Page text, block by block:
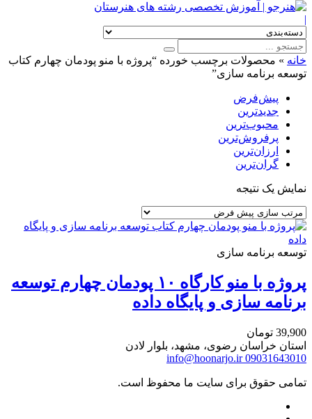
|
خانه » محصولات برچسب خورده “پروژه با منو پودمان چهارم کتاب
توسعه برنامه سازی”
پیش‌فرض
جدیدترین
محبوب‌ترین
پرفروش‌ترین
ارزان‌ترین
گران‌ترین
نمایش یک نتیجه
توسعه برنامه سازی
پروژه با منو کارگاه ۱۰ پودمان چهارم توسعه
برنامه سازی و پایگاه داده
39,900 تومان
استان خراسان رضوی، مشهد، بلوار لادن
09031643010
info@hoonarjo.ir
تمامی حقوق برای سایت ما محفوظ است.